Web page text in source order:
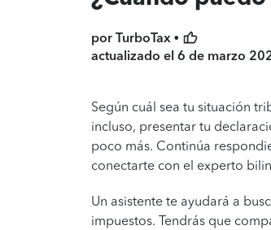
por TurboTax •
actualizado el 6 de marzo
Según cuál sea tu situación
incluso, presentar tu
poco más. Continúa
conectarte con el experto
Un asistente te ayudará a
impuestos. Tendrás que